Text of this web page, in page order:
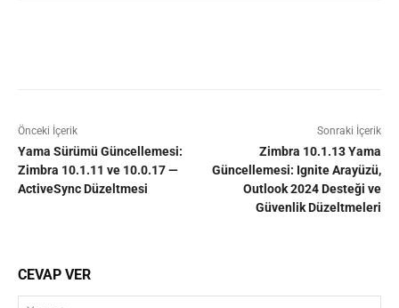
Önceki İçerik
Yama Sürümü Güncellemesi:
Zimbra 10.1.11 ve 10.0.17 —
ActiveSync Düzeltmesi
Sonraki İçerik
Zimbra 10.1.13 Yama
Güncellemesi: Ignite Arayüzü,
Outlook 2024 Desteği ve
Güvenlik Düzeltmeleri
CEVAP VER